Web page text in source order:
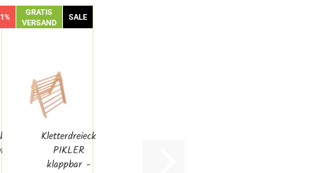
GRATIS
VERSAND
SALE
Kletterdreieck
PIKLER
klappbar -